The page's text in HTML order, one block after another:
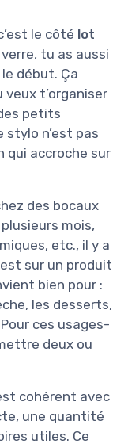
le côté lot
tu as aussi
début. Ça
t’organiser
petits
stylo n’est pas
qui accroche sur
des bocaux
mois,
etc., il y a
est sur un produit
bien pour :
les desserts,
ces usages-
deux ou
cohérent avec
une quantité
utiles. Ce